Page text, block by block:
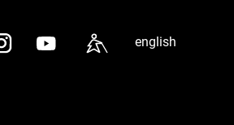
english